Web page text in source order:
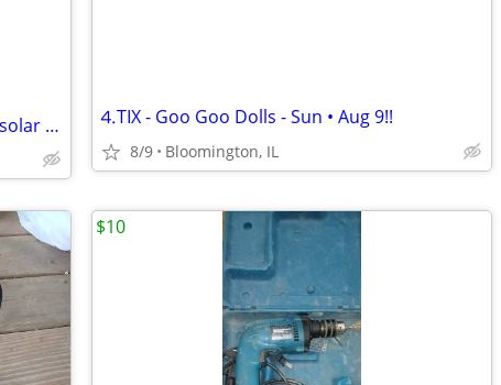
GOAL ZERO Boulder 200 watt portable solar panel ⒋TIX - Goo Goo Dolls - Sun • Aug 9!!
8/9 Bloomington, IL
$10